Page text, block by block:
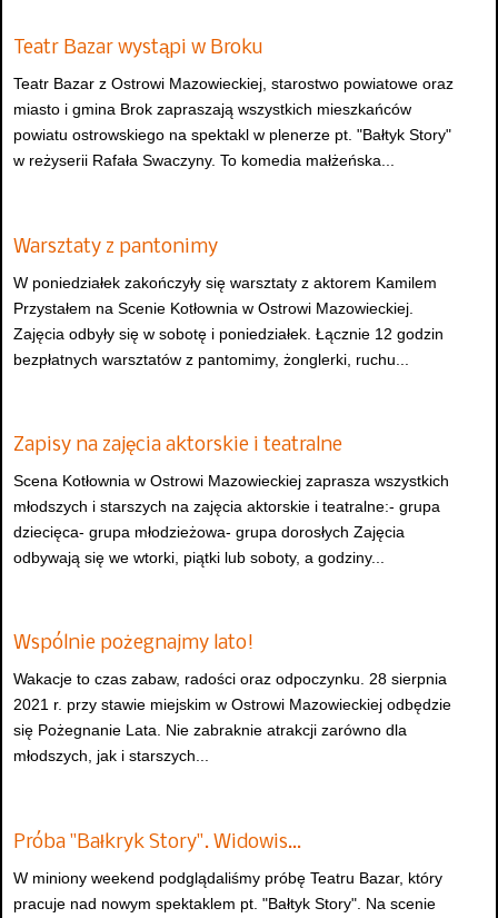
Teatr Bazar wystąpi w Broku
Teatr Bazar z Ostrowi Mazowieckiej, starostwo powiatowe oraz
miasto i gmina Brok zapraszają wszystkich mieszkańców
powiatu ostrowskiego na spektakl w plenerze pt. "Bałtyk Story"
w reżyserii Rafała Swaczyny. To komedia małżeńska...
Warsztaty z pantonimy
W poniedziałek zakończyły się warsztaty z aktorem Kamilem
Przystałem na Scenie Kotłownia w Ostrowi Mazowieckiej.
Zajęcia odbyły się w sobotę i poniedziałek. Łącznie 12 godzin
bezpłatnych warsztatów z pantomimy, żonglerki, ruchu...
Zapisy na zajęcia aktorskie i teatralne
Scena Kotłownia w Ostrowi Mazowieckiej zaprasza wszystkich
młodszych i starszych na zajęcia aktorskie i teatralne:- grupa
dziecięca- grupa młodzieżowa- grupa dorosłych Zajęcia
odbywają się we wtorki, piątki lub soboty, a godziny...
Wspólnie pożegnajmy lato!
Wakacje to czas zabaw, radości oraz odpoczynku. 28 sierpnia
2021 r. przy stawie miejskim w Ostrowi Mazowieckiej odbędzie
się Pożegnanie Lata. Nie zabraknie atrakcji zarówno dla
młodszych, jak i starszych...
Próba "Bałkryk Story". Widowis…
W miniony weekend podglądaliśmy próbę Teatru Bazar, który
pracuje nad nowym spektaklem pt. "Bałtyk Story". Na scenie